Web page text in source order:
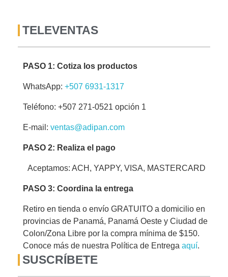
TELEVENTAS
PASO 1: Cotiza los productos
WhatsApp: +507 6931-1317
Teléfono: +507 271-0521 opción 1
E-mail: ventas@adipan.com
PASO 2: Realiza el pago
Aceptamos: ACH, YAPPY, VISA, MASTERCARD
PASO 3: Coordina la entrega
Retiro en tienda o envío GRATUITO a domicilio en
provincias de Panamá, Panamá Oeste y Ciudad de
Colon/Zona Libre por la compra mínima de $150.
Conoce más de nuestra Política de Entrega aquí.
SUSCRÍBETE